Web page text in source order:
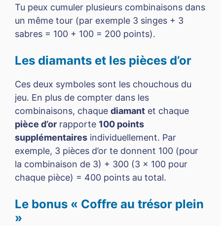
Tu peux cumuler plusieurs combinaisons dans
un même tour (par exemple 3 singes + 3
sabres = 100 + 100 = 200 points).
Les diamants et les pièces d’or
Ces deux symboles sont les chouchous du
jeu. En plus de compter dans les
combinaisons, chaque diamant et chaque
pièce d’or rapporte 100 points
supplémentaires individuellement. Par
exemple, 3 pièces d’or te donnent 100 (pour
la combinaison de 3) + 300 (3 × 100 pour
chaque pièce) = 400 points au total.
Le bonus « Coffre au trésor plein
»